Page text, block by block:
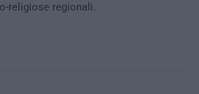
religiose regionali.